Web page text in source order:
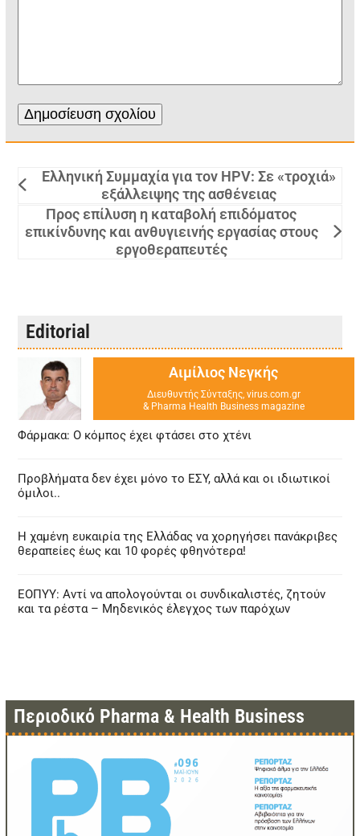
Ελληνική Συμμαχία για τον HPV: Σε «τροχιά»
εξάλλειψης της ασθένειας
Προς επίλυση η καταβολή επιδόματος
επικίνδυνης και ανθυγιεινής εργασίας στους
εργοθεραπευτές
Editorial
Αιμίλιος Νεγκής
Διευθυντής Σύνταξης, virus.com.gr
& Pharma Health Business magazine
Φάρμακα: Ο κόμπος έχει φτάσει στο χτένι
Προβλήματα δεν έχει μόνο το ΕΣΥ, αλλά και οι ιδιωτικοί
όμιλοι..
Η χαμένη ευκαιρία της Ελλάδας να χορηγήσει πανάκριβες
θεραπείες έως και 10 φορές φθηνότερα!
ΕΟΠΥΥ: Αντί να απολογούνται οι συνδικαλιστές, ζητούν
και τα ρέστα – Μηδενικός έλεγχος των παρόχων
Περιοδικό Pharma & Health Business